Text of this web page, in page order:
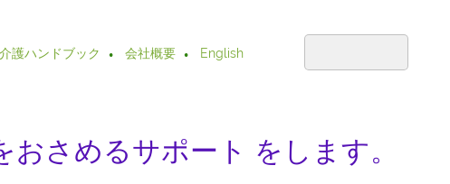
護ハンドブック 会社概要 English
さめるサポート をします。